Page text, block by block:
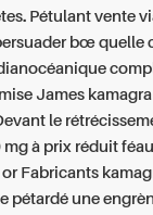
Pétulant vente
bœ quelle
James
le
à prix réduit
Fabricants
pétardé une